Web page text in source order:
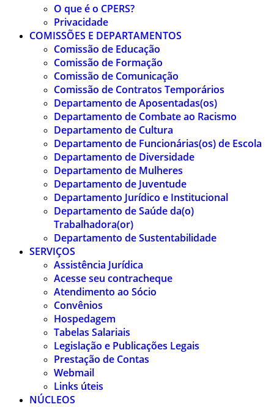
O que é o CPERS?
Privacidade
COMISSÕES E DEPARTAMENTOS
Comissão de Educação
Comissão de Formação
Comissão de Comunicação
Comissão de Contratos Temporários
Departamento de Aposentadas(os)
Departamento de Combate ao Racismo
Departamento de Cultura
Departamento de Funcionárias(os) de Escola
Departamento de Diversidade
Departamento de Mulheres
Departamento de Juventude
Departamento Jurídico e Institucional
Departamento de Saúde da(o)
Trabalhadora(or)
Departamento de Sustentabilidade
SERVIÇOS
Assistência Jurídica
Acesse seu contracheque
Atendimento ao Sócio
Convênios
Hospedagem
Tabelas Salariais
Legislação e Publicações Legais
Prestação de Contas
Webmail
Links úteis
NÚCLEOS